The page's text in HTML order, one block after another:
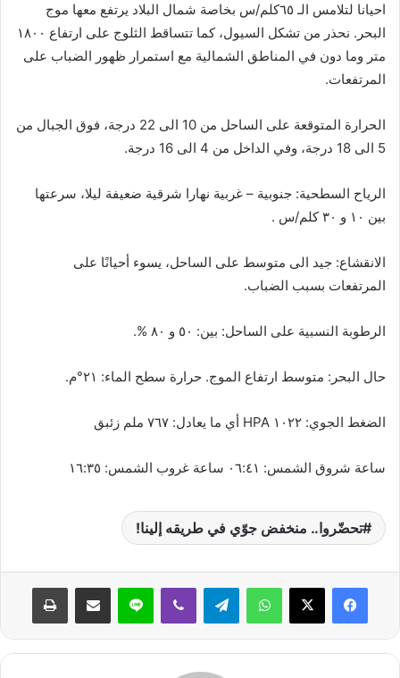
احيانا لتلامس الـ ٦٥كلم/س بخاصة شمال البلاد يرتفع معها موج
البحر. نحذر من تشكل السيول، كما تتساقط الثلوج على ارتفاع ١٨٠٠
متر وما دون في المناطق الشمالية مع استمرار ظهور الضباب على
المرتفعات.
الحرارة المتوقعة على الساحل من 10 الى 22 درجة، فوق الجبال من
5 الى 18 درجة، وفي الداخل من 4 الى 16 درجة.
الرياح السطحية: جنوبية – غربية نهارا شرقية ضعيفة ليلا، سرعتها
بين ١٠ و ٣٠ كلم/س .
الانقشاع: جيد الى متوسط على الساحل، يسوء أحيانًا على
المرتفعات بسبب الضباب.
الرطوبة النسبية على الساحل: بين: ٥٠ و ٨٠ %.
حال البحر: متوسط ارتفاع الموج. حرارة سطح الماء: ٢١°م.
الضغط الجوي: ١٠٢٢ HPA أي ما يعادل: ٧٦٧ ملم زئبق
ساعة شروق الشمس: ٠٦:٤١ ساعة غروب الشمس: ١٦:٣٥
تحضّروا.. منخفض جوّي في طريقه إلينا!
واتساب تيلقرام ڤايبر لاين مشاركة عبر البريد طباعة